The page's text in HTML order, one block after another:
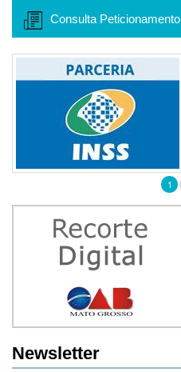
Consulta Peticionamento
1
Newsletter